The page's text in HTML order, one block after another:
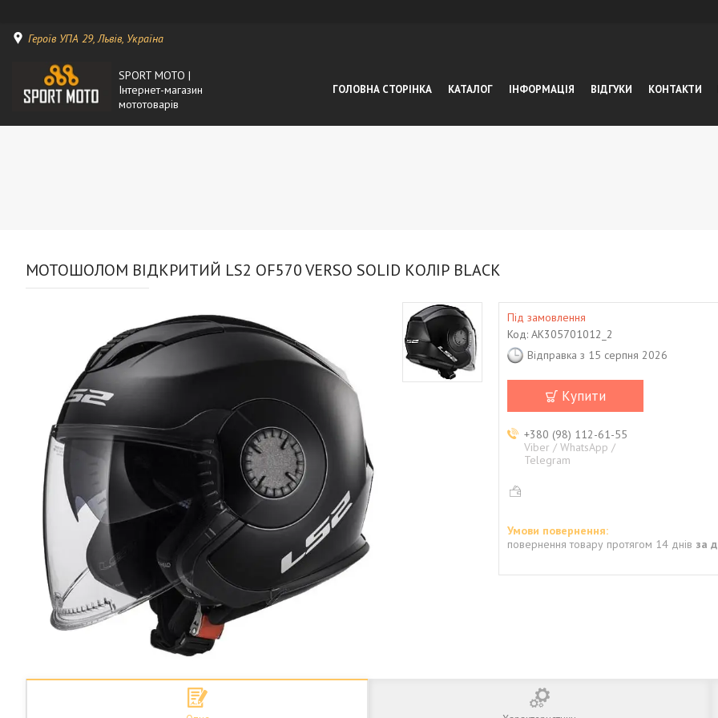
Героїв УПА 29, Львів, Україна
SPORT MOTO |
Інтернет-магазин
мототоварів
ГОЛОВНА СТОРІНКА КАТАЛОГ ІНФОРМАЦІЯ ВІДГУКИ КОНТАКТИ
МОТОШОЛОМ ВІДКРИТИЙ LS2 OF570 VERSO SOLID КОЛІР BLACK
Під замовлення
Код: AK305701012_2
Відправка з 15 серпня 2026
Купити
+380 (98) 112-61-55
Viber / WhatsApp /
Telegram
повернення товару протягом 14 днів за